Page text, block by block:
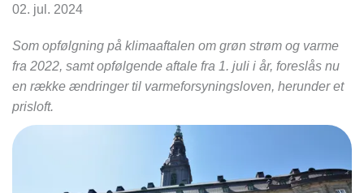
02. jul. 2024
Som opfølgning på klimaaftalen om grøn strøm og varme
fra 2022, samt opfølgende aftale fra 1. juli i år, foreslås nu
en række ændringer til varmeforsyningsloven, herunder et
prisloft.